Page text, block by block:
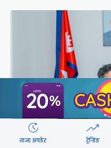
ताजा अपडेट ट्रेन्डिङ